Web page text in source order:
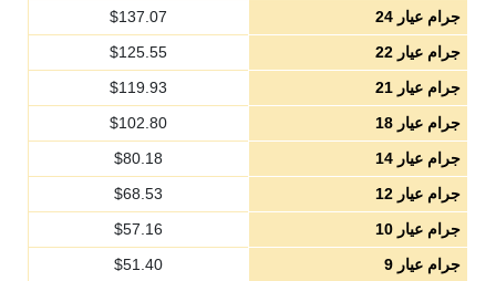
جرام عيار 24
$137.07
جرام عيار 22
$125.55
جرام عيار 21
$119.93
جرام عيار 18
$102.80
جرام عيار 14
$80.18
جرام عيار 12
$68.53
جرام عيار 10
$57.16
جرام عيار 9
$51.40